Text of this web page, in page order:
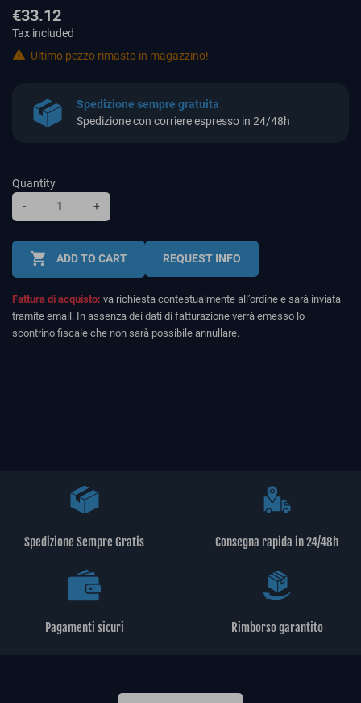
€33.12
Tax included
 Ultimo pezzo rimasto in magazzino!
Spedizione sempre gratuita
Spedizione con corriere espresso in 24/48h
Quantity
-
+
shopping_cart ADD TO CART REQUEST INFO
Fattura di acquisto: va richiesta contestualmente all’ordine e sarà inviata
tramite email. In assenza dei dati di fatturazione verrà emesso lo
scontrino fiscale che non sarà possibile annullare.
Spedizione Sempre Gratis Consegna rapida in 24/48h
Pagamenti sicuri Rimborso garantito